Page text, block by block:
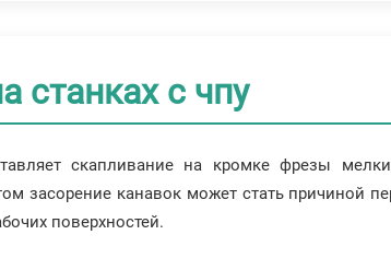
станках с чпу
скапливание на кромке фрезы
засорение канавок может стать причиной
поверхностей.